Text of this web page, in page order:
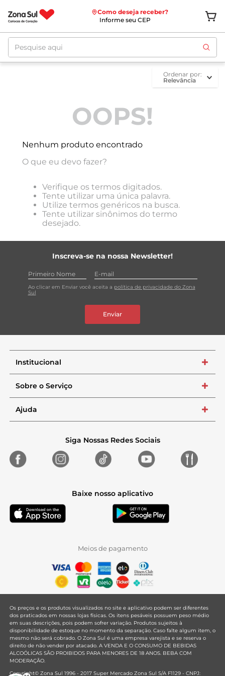
Como deseja receber?
Informe seu CEP
Pesquise aqui
ordenar por
Relevância
OOPS!
Nenhum produto encontrado
O que eu devo fazer?
Verifique os termos digitados.
Tente utilizar uma única palavra.
Utilize termos genéricos na busca.
Tente utilizar sinônimos do termo
desejado.
Inscreva-se na nossa Newsletter!
Ao clicar em Enviar você aceita a política de privacidade do Zona
Sul
Enviar
Institucional +
Sobre o Serviço +
Ajuda +
Siga Nossas Redes Sociais
Baixe nosso aplicativo
Meios de pagamento
Os preços e os produtos visualizados no site e aplicativo podem ser diferentes
dos praticados em nossas lojas físicas. Os itens pesáveis possuem peso médio
em suas descrições, pois podem sofrer variação. Produtos sujeitos à
disponibilidade de estoque no momento da separação. Caso falte algum item, o
mesmo não será cobrado. O Zona Sul é uma empresa varejista e se reserva o
direito de não vender por atacado. A VENDA E O CONSUMO DE BEBIDAS
ALCOÓLICAS SÃO PROIBIDOS PARA MENORES DE 18 ANOS. BEBA COM
MODERAÇÃO.
Copyright© Zona Sul 1996 - 2017 Super Mercado Zona Sul S/A F1129 - CNPJ: